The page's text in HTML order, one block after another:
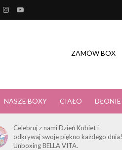
ZAMÓW BOX
NASZE BOXY CIAŁO DŁONIE
Celebruj z nami Dzień Kobiet i
odkrywaj swoje piękno każdego dnia!
Unboxing BELLA VITA.